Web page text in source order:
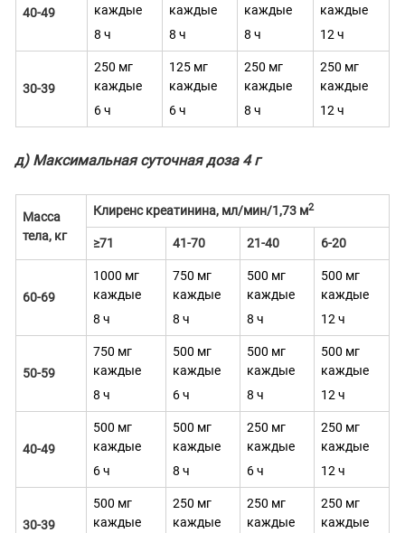
40-49
каждые
8 ч
каждые
8 ч
каждые
8 ч
каждые
12 ч
30-39
250 мг
каждые
6 ч
125 мг
каждые
6 ч
250 мг
каждые
8 ч
250 мг
каждые
12 ч
д) Максимальная суточная доза 4 г
Масса
тела, кг
Клиренс креатинина, мл/мин/1,73 м2
≥71 41-70 21-40 6-20
60-69
1000 мг
каждые
8 ч
750 мг
каждые
8 ч
500 мг
каждые
8 ч
500 мг
каждые
12 ч
50-59
750 мг
каждые
8 ч
500 мг
каждые
6 ч
500 мг
каждые
8 ч
500 мг
каждые
12 ч
40-49
500 мг
каждые
6 ч
500 мг
каждые
8 ч
250 мг
каждые
6 ч
250 мг
каждые
12 ч
30-39
500 мг
каждые
250 мг
каждые
250 мг
каждые
250 мг
каждые